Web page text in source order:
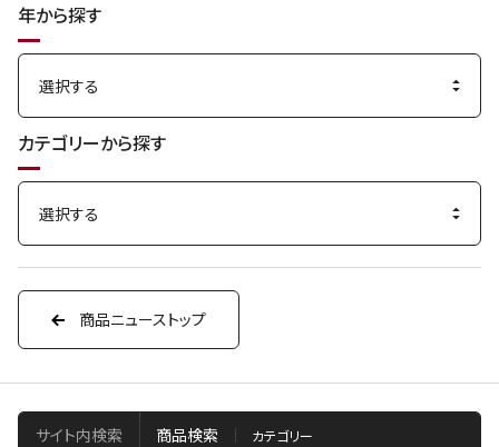
年から探す
カテゴリーから探す
商品ニューストップ
サイト内検索 商品検索